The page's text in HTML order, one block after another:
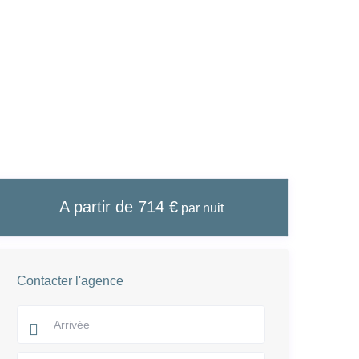
A partir de 714 €par nuit
Contacter l'agence